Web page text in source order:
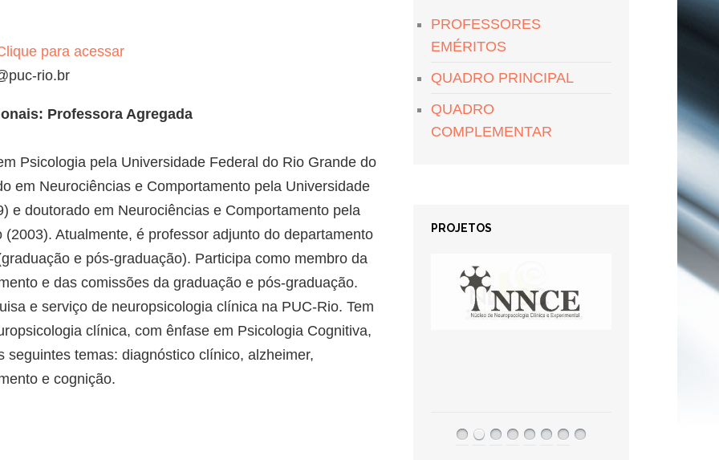
para acessar
rio.br
Professora Agregada
Psicologia pela Universidade Federal do Rio Grande do
em Neurociências e Comportamento pela Universidade
e doutorado em Neurociências e Comportamento pela
Atualmente, é professor adjunto do departamento
e pós-graduação). Participa como membro da
e das comissões da graduação e pós-graduação.
e serviço de neuropsicologia clínica na PUC-Rio. Tem
clínica, com ênfase em Psicologia Cognitiva,
seguintes temas: diagnóstico clínico, alzheimer,
e cognição.
PROFESSORES
EMÉRITOS
QUADRO PRINCIPAL
QUADRO
COMPLEMENTAR
PROJETOS